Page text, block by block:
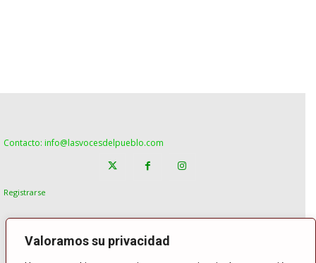
Valoramos su privacidad
Contacto: info@lasvocesdelpueblo.com
Registrarse